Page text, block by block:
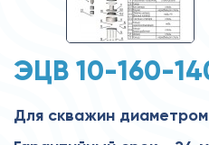
ЭЦВ 10-160-
Для скважин